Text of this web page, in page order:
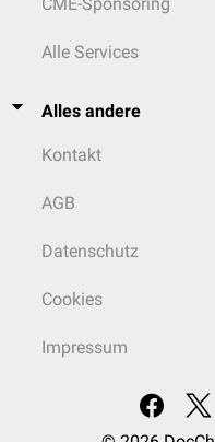
Alle Services
Alles andere
Kontakt
AGB
Datenschutz
Cookies
Impressum